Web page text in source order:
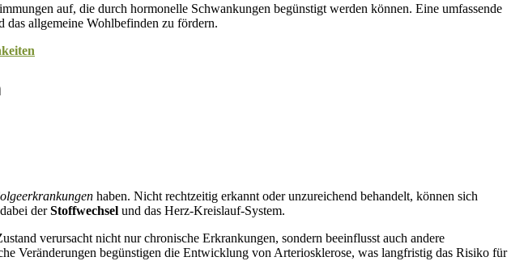
auf, die durch hormonelle Schwankungen begünstigt werden können. Eine umfassende
das allgemeine Wohlbefinden zu fördern.
haben. Nicht rechtzeitig erkannt oder unzureichend behandelt, können sich
derStoffwechsel und das Herz-Kreislauf-System.
verursacht nicht nur chronische Erkrankungen, sondern beeinflusst auch andere
Veränderungen begünstigen die Entwicklung von Arteriosklerose, was langfristig das Risiko für